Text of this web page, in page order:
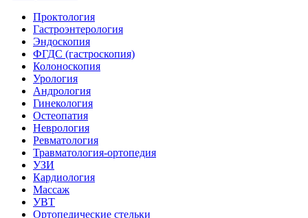
Проктология
Гастроэнтерология
Эндоскопия
ФГДС (гастроскопия)
Колоноскопия
Урология
Андрология
Гинекология
Остеопатия
Неврология
Ревматология
Травматология-ортопедия
УЗИ
Кардиология
Массаж
УВТ
Ортопедические стельки